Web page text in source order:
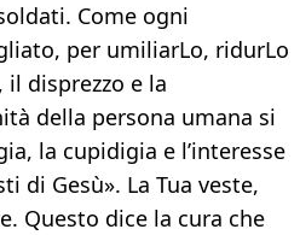
Come ogni
per umiliarLo, ridurLo
il disprezzo e la
della persona umana si
la cupidigia e l’interesse
di Gesù». La Tua veste,
Questo dice la cura che